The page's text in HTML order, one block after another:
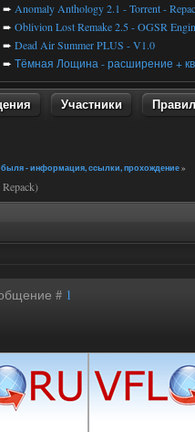
➨ Anomaly Anthology 2.1 - Torrent -
➨ Oblivion Lost Remake 2.5 - OGSR
➨ Dead Air Summer PLUS - V1.0
➨ Тёмная Лощина - расширение +
Участники
- информация, ссылки, прохождение»
# 1